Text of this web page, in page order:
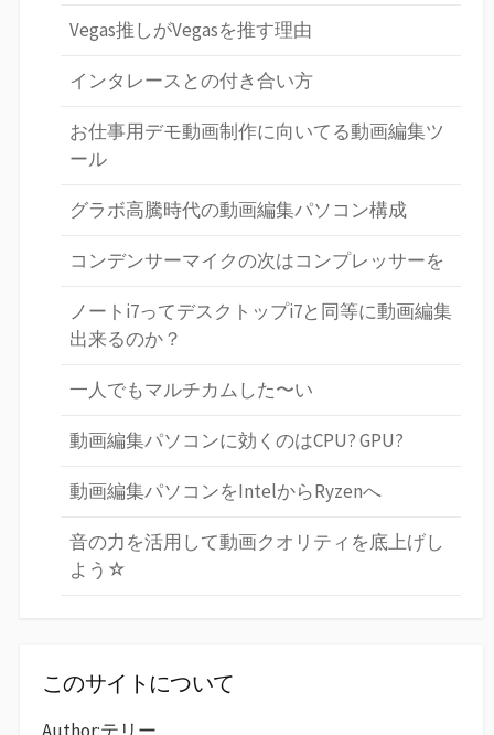
Vegas推しがVegasを推す理由
インタレースとの付き合い方
お仕事用デモ動画制作に向いてる動画編集ツ
ール
グラボ高騰時代の動画編集パソコン構成
コンデンサーマイクの次はコンプレッサーを
ノートi7ってデスクトップi7と同等に動画編集
出来るのか？
一人でもマルチカムした〜い
動画編集パソコンに効くのはCPU? GPU?
動画編集パソコンをIntelからRyzenへ
音の力を活用して動画クオリティを底上げし
よう☆
このサイトについて